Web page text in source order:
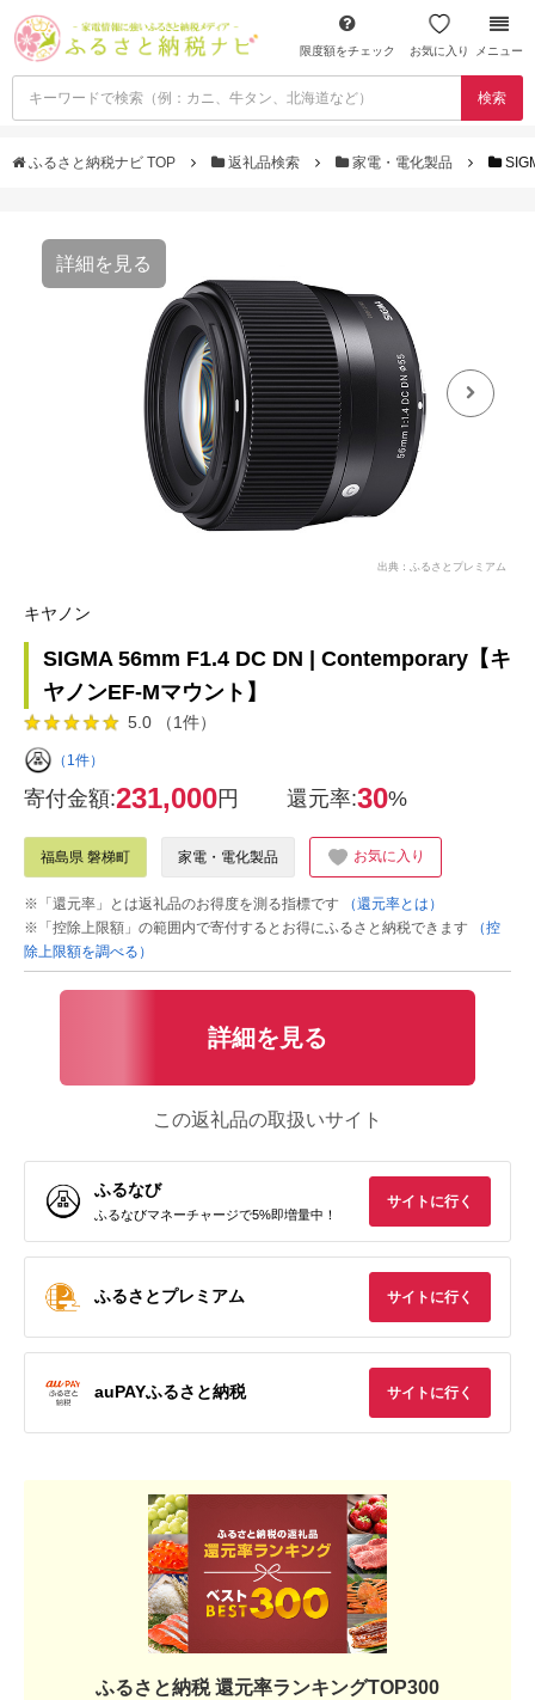
限度額をチェック お気に入り メニュー
検索
ふるさと納税ナビ TOP 返礼品検索 家電・電化製品
詳細を見る
出典：ふるさとプレミアム
キヤノン
SIGMA 56mm F1.4 DC DN | Contemporary【キ
ヤノンEF-Mマウント】
5.0 （1件）
（1件）
寄付金額:231,000円 還元率:30%
福島県 磐梯町 家電・電化製品 お気に入り
※「還元率」とは返礼品のお得度を測る指標です
（還元率とは）
※「控除上限額」の範囲内で寄付するとお得にふるさと納税できます
（控
除上限額を調べる）
詳細を見る
この返礼品の取扱いサイト
ふるなび
ふるなびマネーチャージで5%即増量中！
サイトに行く
ふるさとプレミアム サイトに行く
auPAYふるさと納税 サイトに行く
ふるさと納税 還元率ランキングTOP300